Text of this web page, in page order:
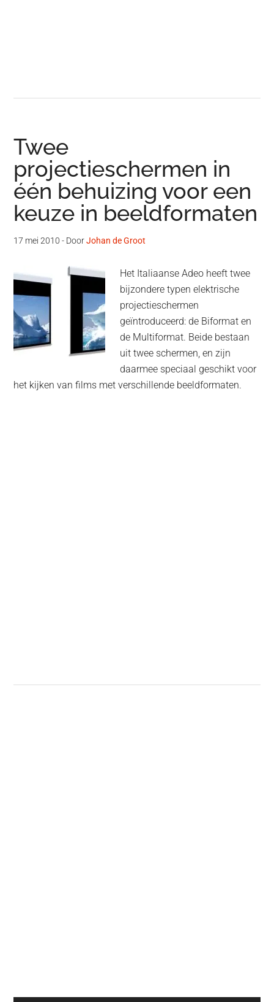
Twee
projectieschermen in
één behuizing voor een
keuze in beeldformaten
17 mei 2010 - DoorJohan de Groot
Het Italiaanse Adeo heeft twee
bijzondere typen elektrische
projectieschermen
geïntroduceerd: de Biformat en
de Multiformat. Beide bestaan
uit twee schermen, en zijn
daarmee speciaal geschikt voor
het kijken van films met verschillende beeldformaten.